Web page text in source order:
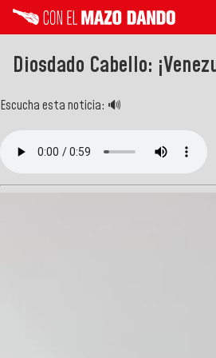
Diosdado Cabello:
Escucha esta noticia: 🔊